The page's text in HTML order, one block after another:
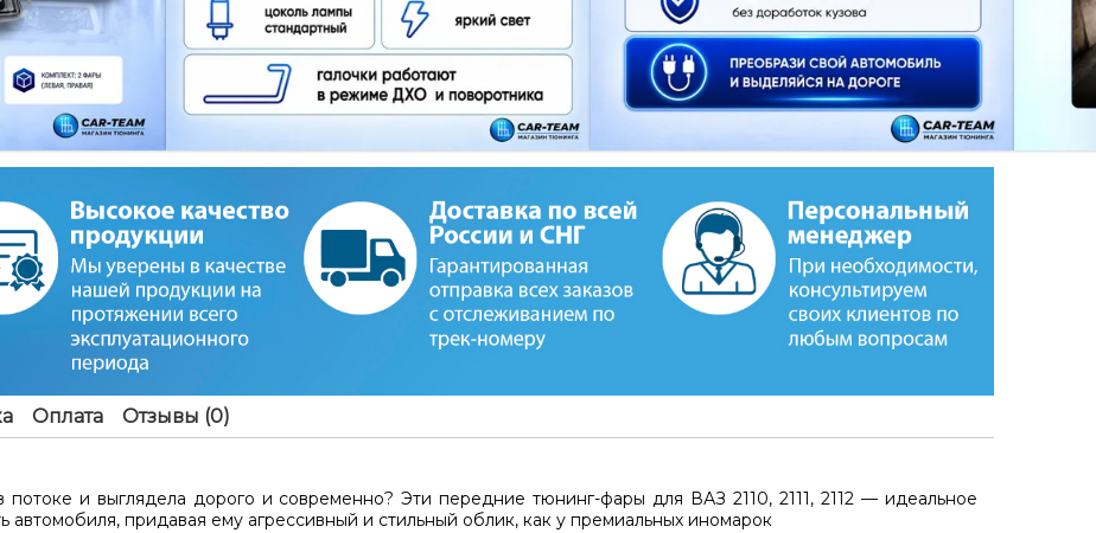
сравнению
Оплата Отзывы (0)
потоке и выглядела дорого и современно? Этипередние тюнинг-фары для ВАЗ 2110, 2111, 2112 — идеальное
придавая ему агрессивный и стильный облик, как у премиальных иномарок